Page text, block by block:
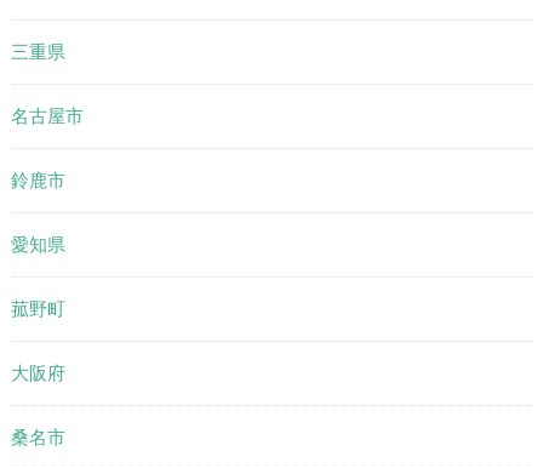
三重県
名古屋市
鈴鹿市
愛知県
菰野町
大阪府
桑名市